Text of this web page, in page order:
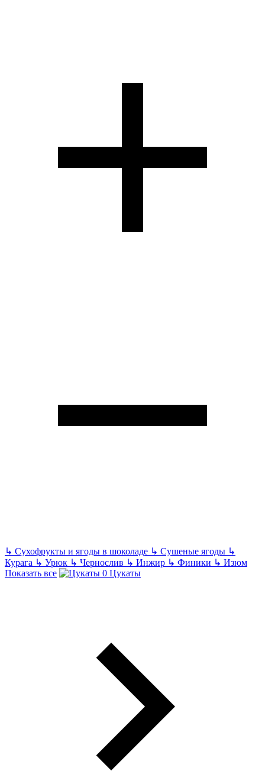
↳ Сухофрукты и ягоды в шоколаде ↳ Сушеные ягоды ↳
Курага ↳ Урюк ↳ Чернослив ↳ Инжир ↳ Финики ↳ Изюм
Показать все
Цукаты